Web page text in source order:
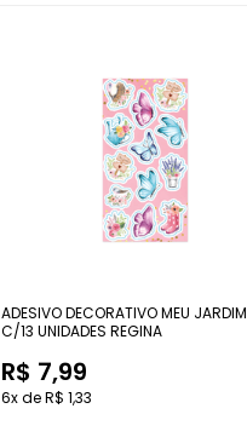
ADESIVO DECORATIVO MEU JARDIM
C/13 UNIDADES REGINA
R$ 7,99
6x de R$ 1,33